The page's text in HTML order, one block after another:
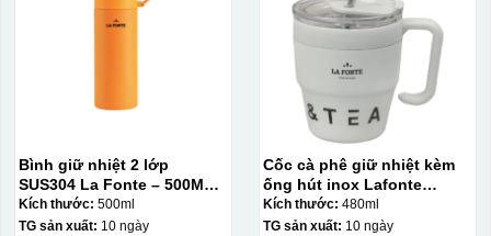
Bình giữ nhiệt 2 lớp
SUS304 La Fonte – 500ML –
012737
Kích thước: 500ml
TG sản xuất: 10 ngày
Cốc cà phê giữ nhiệt kèm
ống hút inox Lafonte
480ML – 012782
Kích thước: 480ml
TG sản xuất: 10 ngày